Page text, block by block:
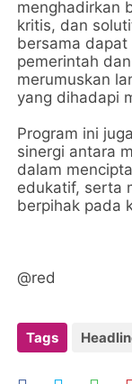
menghadirkan
kritis, dan
bersama
pemerintah
merumuskan
yang dihadapi
Program ini
sinergi antara
dalam
edukatif, serta
berpihak pada
@red
Tags